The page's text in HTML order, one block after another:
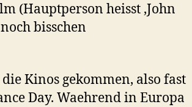
(Hauptperson heisst ‚John
bisschen
Kinos gekommen, also fast
Day. Waehrend in Europa